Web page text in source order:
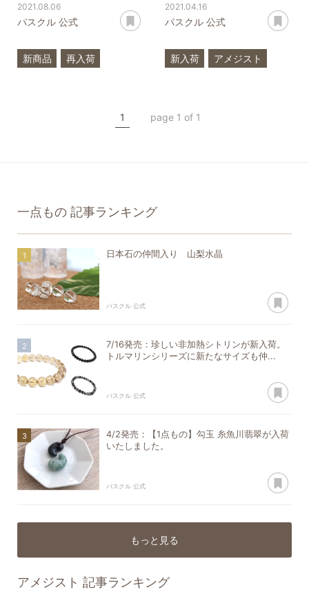
2021.08.06
パスクル 公式
あとで読む
新商品
再入荷
2021.04.16
パスクル 公式
新入荷
アメジスト
1
page 1 of 1
一点もの 記事ランキング
日本石の仲間入り 山梨水晶
パスクル 公式
7/16発売：珍しい非加熱シトリンが新入荷。
トルマリンシリーズに新たなサイズも仲...
パスクル 公式
4/2発売：【1点もの】勾玉 糸魚川翡翠が入荷
いたしました。
パスクル 公式
もっと見る
アメジスト 記事ランキング